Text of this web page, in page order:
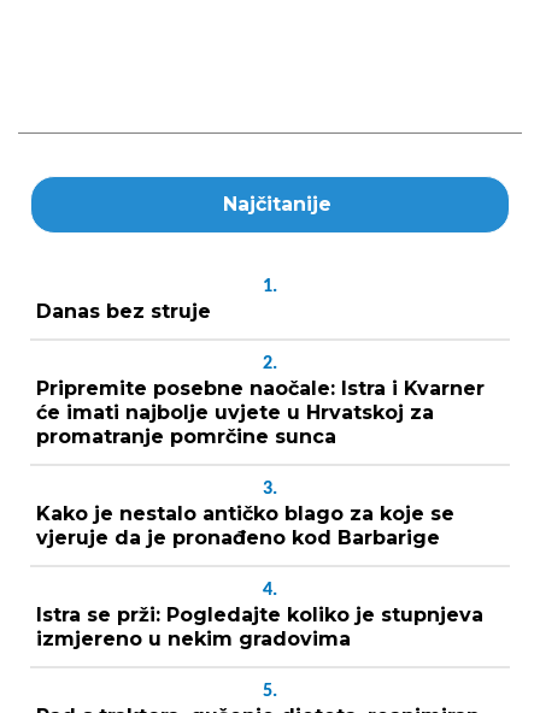
Najčitanije
1.
Danas bez struje
2.
Pripremite posebne naočale: Istra i Kvarner
će imati najbolje uvjete u Hrvatskoj za
promatranje pomrčine sunca
3.
Kako je nestalo antičko blago za koje se
vjeruje da je pronađeno kod Barbarige
4.
Istra se prži: Pogledajte koliko je stupnjeva
izmjereno u nekim gradovima
5.